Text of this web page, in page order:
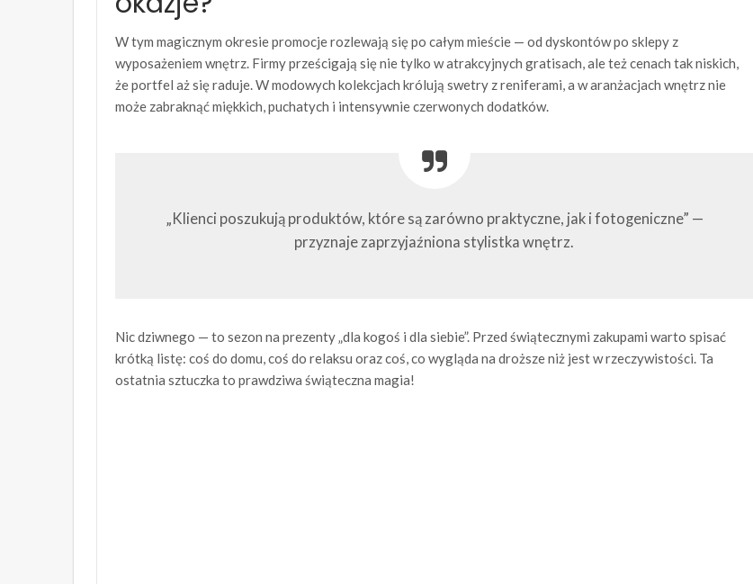
W tym magicznym okresie promocje rozlewają się po całym mieście — od dyskontów po sklepy z
wyposażeniem wnętrz. Firmy prześcigają się nie tylko w atrakcyjnych gratisach, ale też cenach tak niskich,
że portfel aż się raduje. W modowych kolekcjach królują swetry z reniferami, a w aranżacjach wnętrz nie
może zabraknąć miękkich, puchatych i intensywnie czerwonych dodatków.
„Klienci poszukują produktów, które są zarówno praktyczne, jak i fotogeniczne” —
przyznaje zaprzyjaźniona stylistka wnętrz.
Nic dziwnego — to sezon na prezenty „dla kogoś i dla siebie”. Przed świątecznymi zakupami warto spisać
krótką listę: coś do domu, coś do relaksu oraz coś, co wygląda na droższe niż jest w rzeczywistości. Ta
ostatnia sztuczka to prawdziwa świąteczna magia!